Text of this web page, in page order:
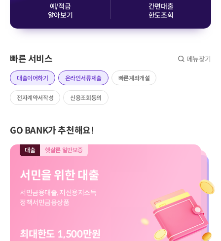
예/적금
알아보기
간편대출
한도조회
빠른 서비스 메뉴찾기
대출이어하기 온라인서류제출 빠른계좌개설
전자계약서작성 신용조회동의
GO BANK가 추천해요!
대출 햇살론 일반보증
서민을 위한 대출
서민금융대출, 저신용저소득
정책서민금융상품
최대한도 1,500만원
대출 모바일전용
직장인 신규대출
대출신청부터 송금까지
쉽고 빠르게
최대한도 8천만원
보고파플러스 파킹통장
입출금 자유!
하루만 맡겨도 이자가 쏠쏠
최고 3.20%
마이버킷 정기적금
나의 버킷리스트를 이뤄줄
마이버킷 정기적금
최고금리 3.00%
서민을 위한 대출
최대한도 1,500만원
직장인 신규대출
최대한도 8천만원